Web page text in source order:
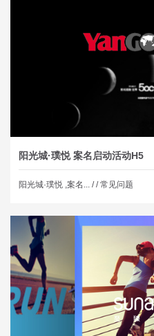
阳光城·璞悦 案名启动活动H5
阳光城·璞悦 ,案名... // 常见问题